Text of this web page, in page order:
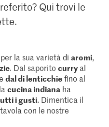
Qui trovi le
la sua varietà diaromi,
. Dal saporitocurry al
dal di lenticchiefino al
cucina indiana ha
i gusti. Dimentica il
con le nostre